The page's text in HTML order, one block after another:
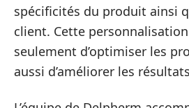
spécificités du produit ainsi
client. Cette
seulement d’optimiser les
aussi d’améliorer les